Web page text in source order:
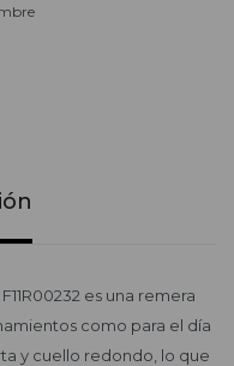
es una remera
como para el día
y cuello redondo, lo que